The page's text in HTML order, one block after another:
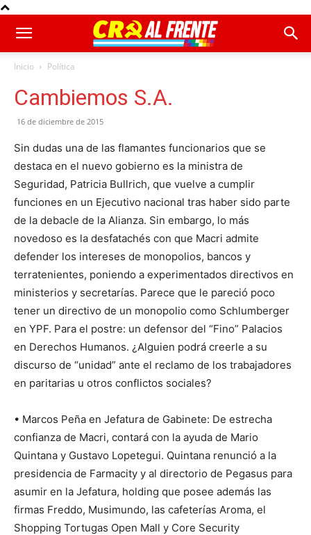
Inicio Política
Cambiemos S.A.
16 de diciembre de 2015
Sin dudas una de las flamantes funcionarios que se
destaca en el nuevo gobierno es la ministra de
Seguridad, Patricia Bullrich, que vuelve a cumplir
funciones en un Ejecutivo nacional tras haber sido parte
de la debacle de la Alianza. Sin embargo, lo más
novedoso es la desfatachés con que Macri admite
defender los intereses de monopolios, bancos y
terratenientes, poniendo a experimentados directivos en
ministerios y secretarías. Parece que le pareció poco
tener un directivo de un monopolio como Schlumberger
en YPF. Para el postre: un defensor del “Fino” Palacios
en Derechos Humanos. ¿Alguien podrá creerle a su
discurso de “unidad” ante el reclamo de los trabajadores
en paritarias u otros conflictos sociales?
• Marcos Peña en Jefatura de Gabinete: De estrecha
confianza de Macri, contará con la ayuda de Mario
Quintana y Gustavo Lopetegui. Quintana renunció a la
presidencia de Farmacity y al directorio de Pegasus para
asumir en la Jefatura, holding que posee además las
firmas Freddo, Musimundo, las cafeterías Aroma, el
Shopping Tortugas Open Mall y Core Security